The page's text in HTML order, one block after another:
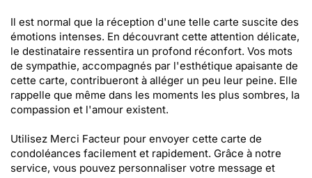
Il est normal que la réception d'une telle carte suscite des
émotions intenses. En découvrant cette attention délicate,
le destinataire ressentira un profond réconfort. Vos mots
de sympathie, accompagnés par l'esthétique apaisante de
cette carte, contribueront à alléger un peu leur peine. Elle
rappelle que même dans les moments les plus sombres, la
compassion et l'amour existent.
Utilisez Merci Facteur pour envoyer cette carte de
condoléances facilement et rapidement. Grâce à notre
service, vous pouvez personnaliser votre message et